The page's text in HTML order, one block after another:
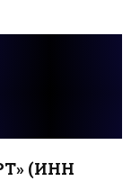
(ИНН